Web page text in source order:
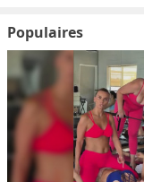
Populaires